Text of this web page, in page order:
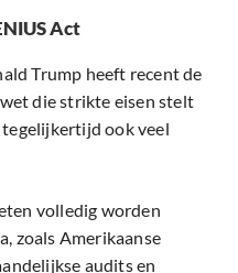
Act
Trump heeft recent de
die strikte eisen stelt
ook veel
volledig worden
zoals Amerikaanse
audits en